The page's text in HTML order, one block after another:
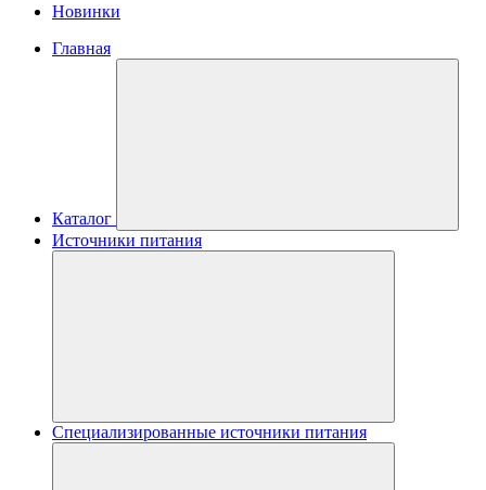
Новинки
Главная
Каталог
Источники питания
Специализированные источники питания